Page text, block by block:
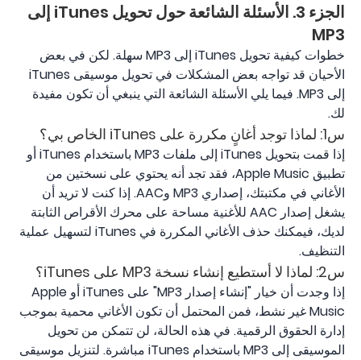
الجزء 3. الأسئلة الشائعة حول تحويل iTunes إلى
MP3
خطوات كيفية تحويل iTunes إلى MP3 سهلة. لكن في بعض
الأحيان قد تواجه بعض المشكلات في تحويل موسيقى iTunes
إلى MP3. فيما يلي الأسئلة الشائعة التي ينبغي أن تكون مفيدة
لك.
س1: لماذا توجد أغانٍ مكررة على iTunes الخاص بي؟
إذا قمت بتحويل iTunes إلى ملفات MP3 باستخدام iTunes أو
تطبيق Apple Music، فقد تجد أنه يحتوي على نسختين من
الأغاني في مكتبتك، إصداري MP3 وAAC. إذا كنت لا تريد أن
يشغل إصدار AAC للأغنية مساحة على محرك الأقراص الثابتة
لديك، فيمكنك حذف الأغاني المكررة في iTunes لتسهيل عملية
التنظيف.
س2: لماذا لا أستطيع إنشاء نسخة MP3 على iTunes؟
إذا وجدت أن خيار "إنشاء إصدار MP3" على iTunes أو Apple
Music غير نشط، فمن المحتمل أن تكون الأغاني محمية بموجب
إدارة الحقوق الرقمية. في هذه الحالة، لن تتمكن من تحويل
الموسيقى إلى MP3 باستخدام iTunes مباشرة. لتنزيل موسيقى